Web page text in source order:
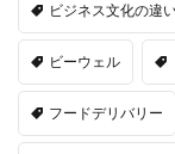
ビジネス文化の違
ビーウェル
フードデリバリー